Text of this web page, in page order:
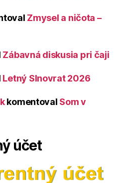
Zmysel a ničota –
Zábavná diskusia pri čaji
Letný Slnovrat 2026
komentoval Som v
účet